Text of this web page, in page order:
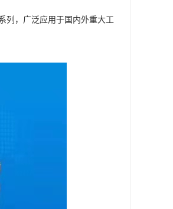
列，广泛应用于国内外重大工